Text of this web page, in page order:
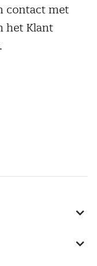
contact met
het Klant